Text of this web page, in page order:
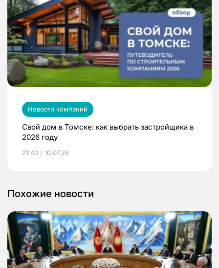
Новости компаний
Свой дом в Томске: как выбрать застройщика в
2026 году
21:40 / 10.07.26
Похожие новости